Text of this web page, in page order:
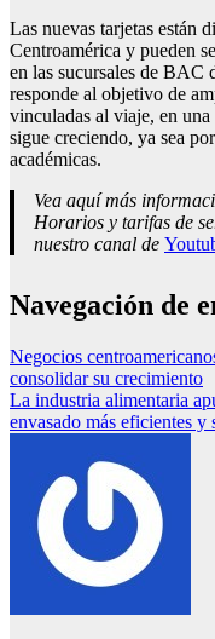
Las nuevas tarjetas están
Centroamérica y pueden
en las sucursales de BAC
responde al objetivo de
vinculadas al viaje, en
sigue creciendo, ya sea
académicas.
Vea aquí más
Horarios y tarifas de
nuestro canal de
Navegación de
Negocios
consolidar su crecimiento
La industria alimentaria
envasado más eficientes y